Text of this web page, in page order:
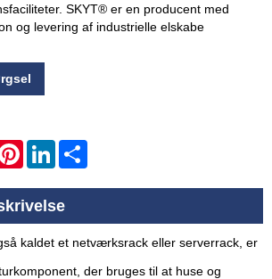
SKYT® er en producent med
og levering af industrielle elskabe
PinterestLinkedIn
kaldet et netværksrack eller serverrack, er
der bruges til at huse og